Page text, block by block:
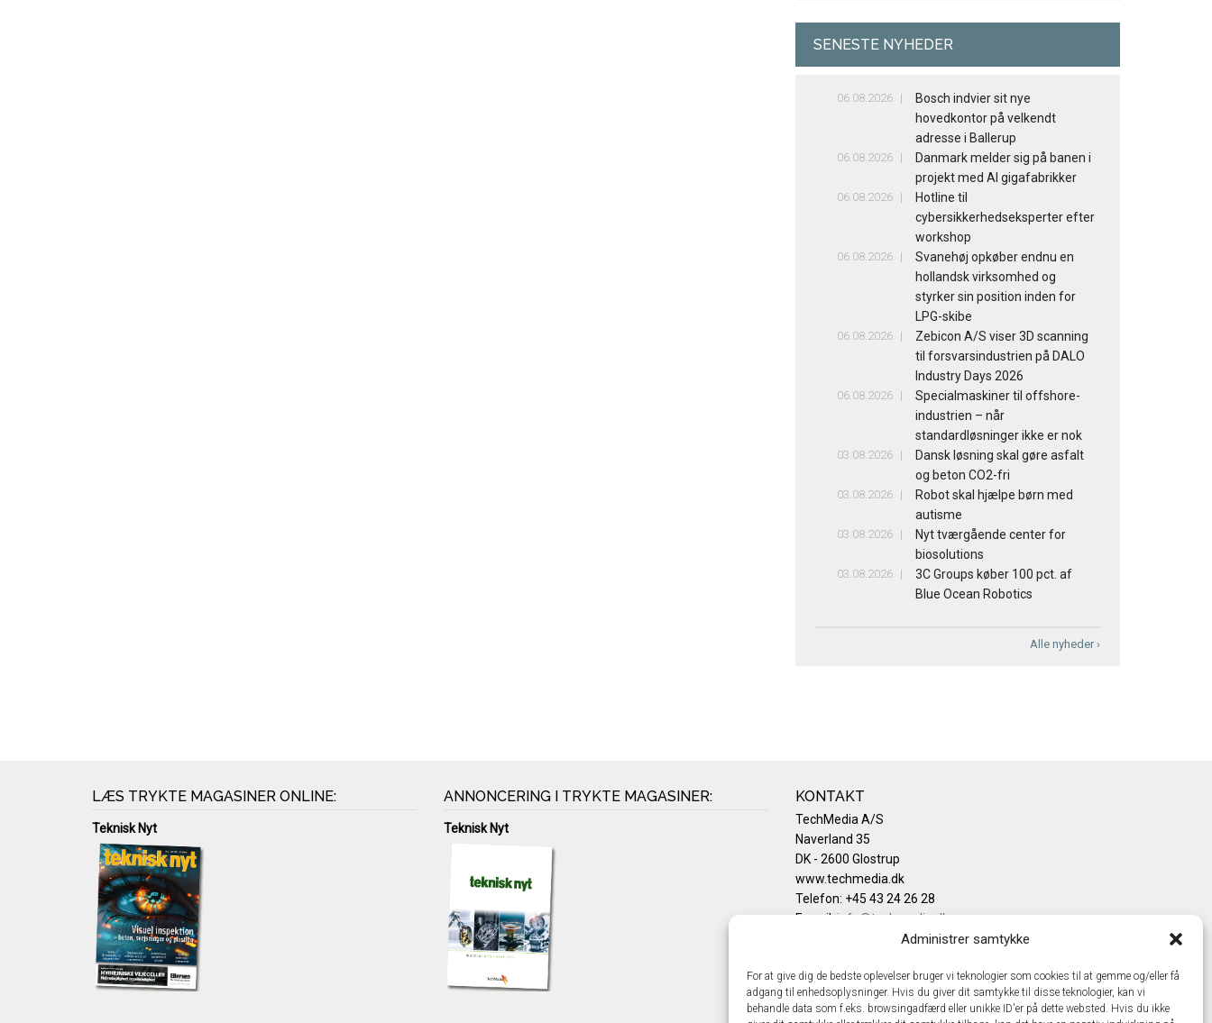
Administrer samtykke
For at give dig de bedste oplevelser bruger vi teknologier som cookies til at gemme og/eller få
adgang til enhedsoplysninger. Hvis du giver dit samtykke til disse teknologier, kan vi
behandle data som f.eks. browsingadfærd eller unikke ID'er på dette websted. Hvis du ikke
SENESTE NYHEDER
06.08.2026
Bosch indvier sit nye
hovedkontor på velkendt
adresse i Ballerup
06.08.2026
Danmark melder sig på banen i
projekt med AI gigafabrikker
06.08.2026
Hotline til
cybersikkerhedseksperter efter
workshop
06.08.2026
Svanehøj opkøber endnu en
hollandsk virksomhed og
styrker sin position inden for
LPG-skibe
06.08.2026
Zebicon A/S viser 3D scanning
til forsvarsindustrien på DALO
Industry Days 2026
06.08.2026
Specialmaskiner til offshore-
industrien – når
standardløsninger ikke er nok
03.08.2026
Dansk løsning skal gøre asfalt
og beton CO2-fri
03.08.2026
Robot skal hjælpe børn med
autisme
03.08.2026
Nyt tværgående center for
biosolutions
03.08.2026
3C Groups køber 100 pct. af
Blue Ocean Robotics
Alle nyheder ›
LÆS TRYKTE MAGASINER ONLINE:
Teknisk Nyt
ANNONCERING I TRYKTE MAGASINER:
Teknisk Nyt
KONTAKT
TechMedia A/S
Naverland 35
DK - 2600 Glostrup
www.techmedia.dk
Telefon: +45 43 24 26 28
E-mail: info@techmedia.dk